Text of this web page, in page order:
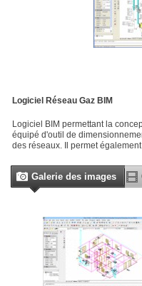
Logiciel Réseau Gaz BIM
Logiciel BIM permettant la
équipé d'outil de
des réseaux. Il permet
Galerie des images